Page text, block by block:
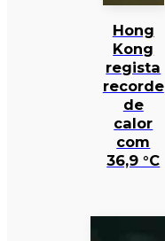
Hong
Kong
regista
recorde
de
calor
com
36,9 °C